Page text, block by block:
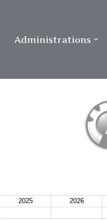
Administrations
2025 2026